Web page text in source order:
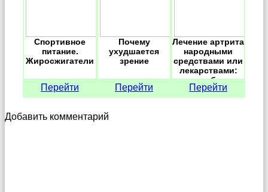
Спортивное
питание.
Жиросжигатели
Перейти
Почему
ухудшается
зрение
Перейти
Лечение артрита
народными
средствами или
лекарствами:
что выбрать
Перейти
Добавить комментарий